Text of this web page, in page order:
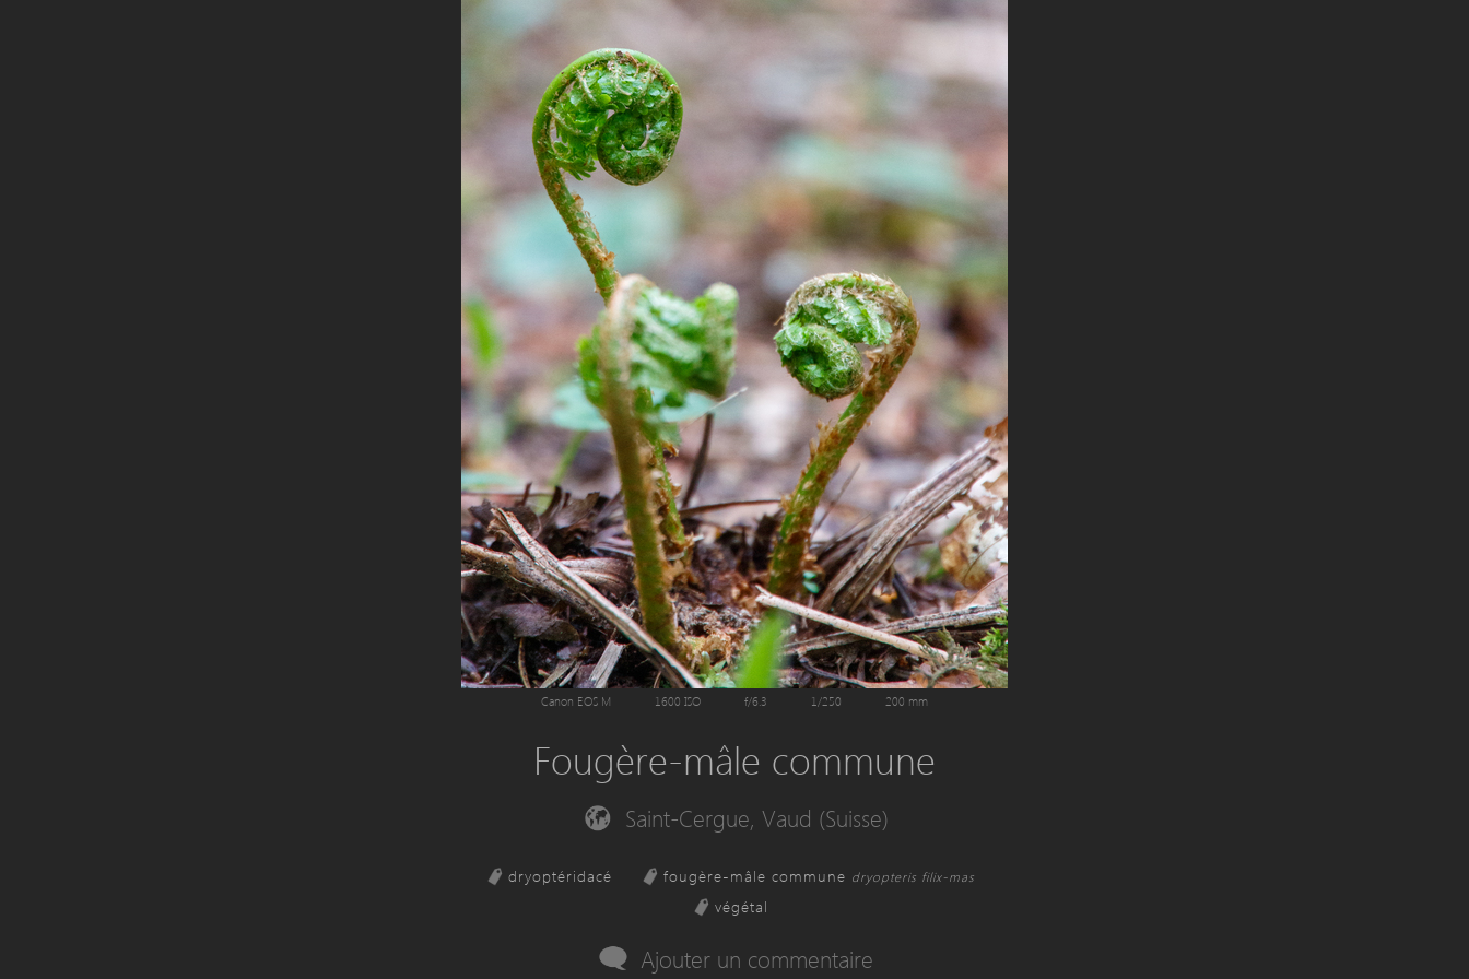
Canon EOS M 1600 ISO f/6.3 1/250 200 mm
Fougère-mâle commune
Saint-Cergue, Vaud (Suisse)
dryoptéridacé fougère-mâle commune dryopteris filix-mas
végétal
Ajouter un commentaire